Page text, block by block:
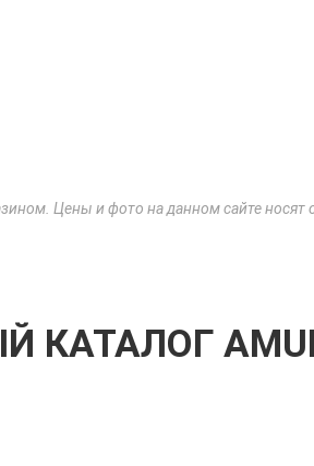
Цены и фото на данном сайте носят
КАТАЛОГ